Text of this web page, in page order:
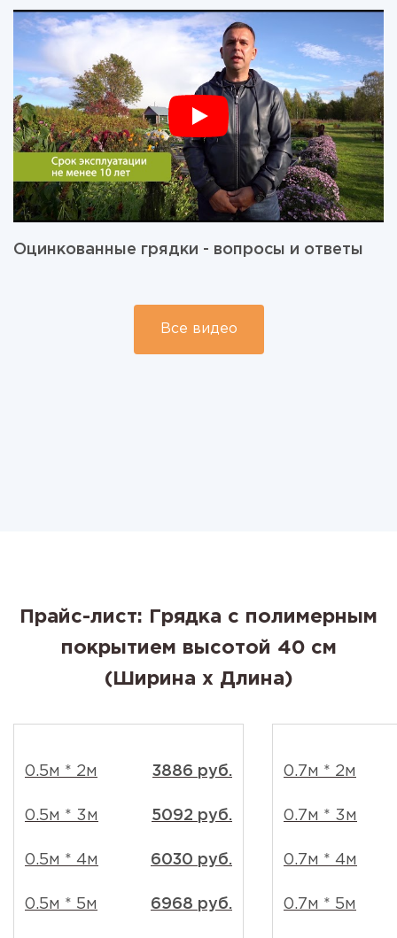
Оцинкованные грядки - вопросы и ответы
Все видео
Прайс-лист: Грядка с полимерным
покрытием высотой 40 см
(Ширина x Длина)
0.5м * 2м 3886 руб.
0.5м * 3м 5092 руб.
0.5м * 4м 6030 руб.
0.5м * 5м 6968 руб.
0.7м * 2м
0.7м * 3м
0.7м * 4м
0.7м * 5м